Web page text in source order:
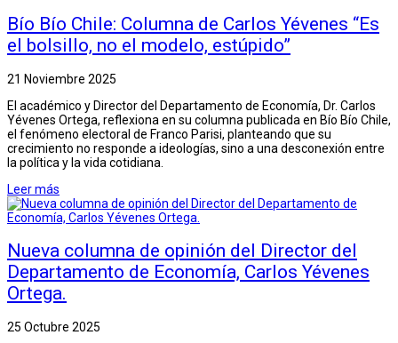
Bío Bío Chile: Columna de Carlos Yévenes “Es
el bolsillo, no el modelo, estúpido”
21 Noviembre 2025
El académico y Director del Departamento de Economía, Dr. Carlos
Yévenes Ortega, reflexiona en su columna publicada en Bío Bío Chile,
el fenómeno electoral de Franco Parisi, planteando que su
crecimiento no responde a ideologías, sino a una desconexión entre
la política y la vida cotidiana.
Leer más
Nueva columna de opinión del Director del
Departamento de Economía, Carlos Yévenes
Ortega.
25 Octubre 2025